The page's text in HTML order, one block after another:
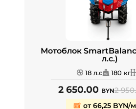
Мотоблок
л.с.)
18 л.с 180 кг
2 650.00 BYN2
от 66,25 BYN/